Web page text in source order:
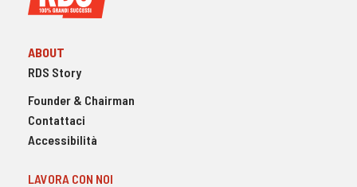
ABOUT
RDS Story
Founder & Chairman
Contattaci
Accessibilità
LAVORA CON NOI